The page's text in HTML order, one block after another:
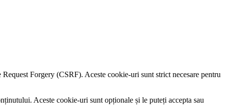
Forgery (CSRF). Aceste cookie-uri sunt strict necesare pentru
Aceste cookie-uri sunt opționale și le puteți accepta sau